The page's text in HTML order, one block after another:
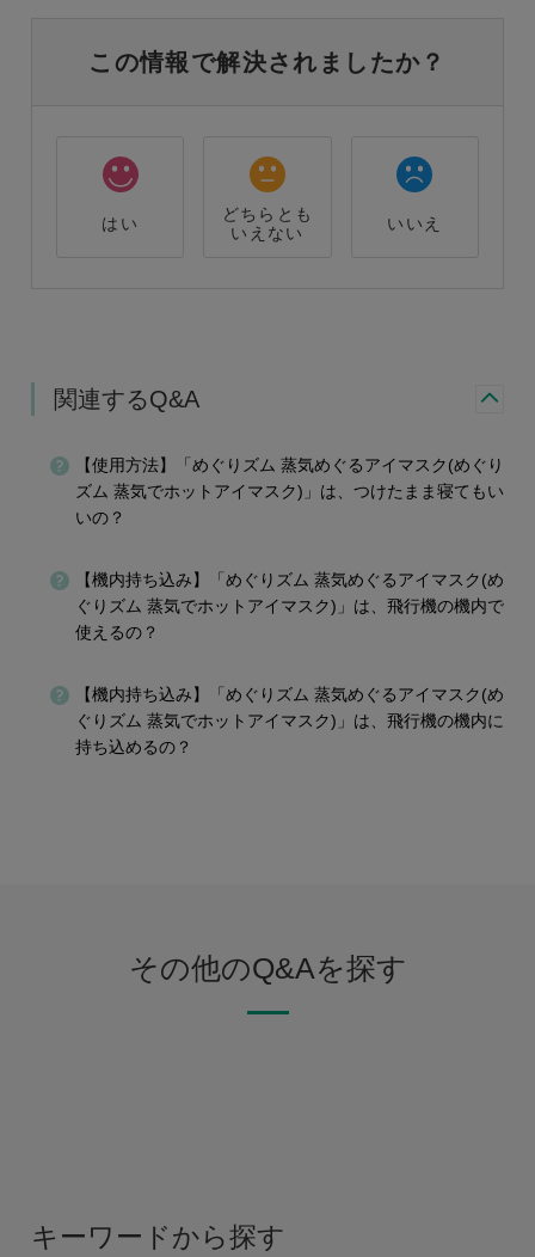
この情報で解決されましたか？
はい
どちらとも
いえない
いいえ
関連するQ&A
【使用方法】「めぐりズム 蒸気めぐるアイマスク(めぐり
ズム 蒸気でホットアイマスク)」は、つけたまま寝てもい
いの？
【機内持ち込み】「めぐりズム 蒸気めぐるアイマスク(め
ぐりズム 蒸気でホットアイマスク)」は、飛行機の機内で
使えるの？
【機内持ち込み】「めぐりズム 蒸気めぐるアイマスク(め
ぐりズム 蒸気でホットアイマスク)」は、飛行機の機内に
持ち込めるの？
その他のQ&Aを探す
キーワードから探す